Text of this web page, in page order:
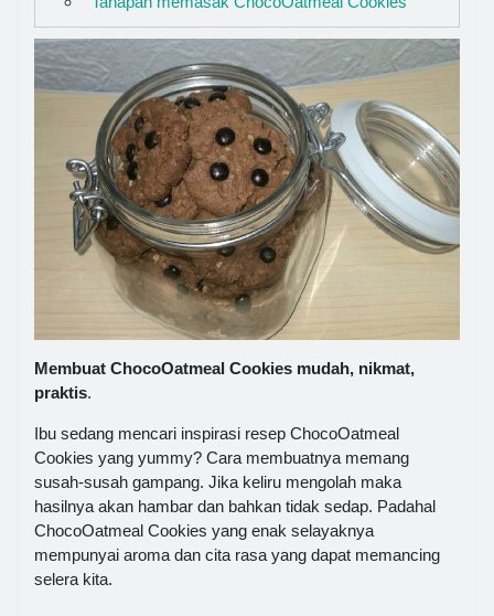
Membuat ChocoOatmeal Cookies mudah, nikmat,
praktis.
Ibu sedang mencari inspirasi resep ChocoOatmeal
Cookies yang yummy? Cara membuatnya memang
susah-susah gampang. Jika keliru mengolah maka
hasilnya akan hambar dan bahkan tidak sedap. Padahal
ChocoOatmeal Cookies yang enak selayaknya
mempunyai aroma dan cita rasa yang dapat memancing
selera kita.